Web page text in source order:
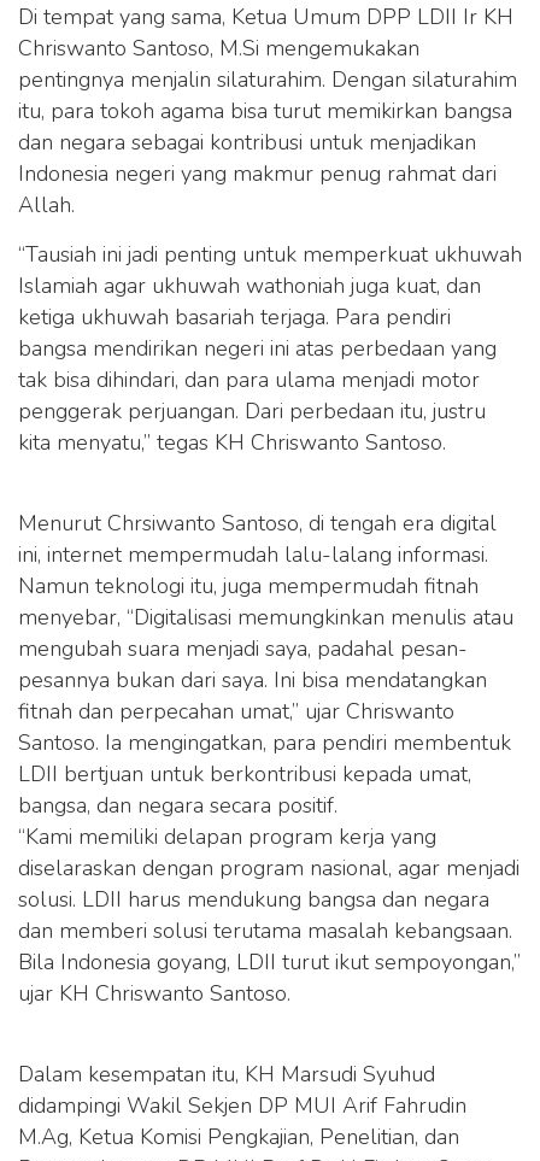
Di tempat yang sama, Ketua Umum DPP LDII Ir KH
Chriswanto Santoso, M.Si mengemukakan
pentingnya menjalin silaturahim. Dengan silaturahim
itu, para tokoh agama bisa turut memikirkan bangsa
dan negara sebagai kontribusi untuk menjadikan
Indonesia negeri yang makmur penug rahmat dari
Allah.
“Tausiah ini jadi penting untuk memperkuat ukhuwah
Islamiah agar ukhuwah wathoniah juga kuat, dan
ketiga ukhuwah basariah terjaga. Para pendiri
bangsa mendirikan negeri ini atas perbedaan yang
tak bisa dihindari, dan para ulama menjadi motor
penggerak perjuangan. Dari perbedaan itu, justru
kita menyatu,” tegas KH Chriswanto Santoso.
Menurut Chrsiwanto Santoso, di tengah era digital
ini, internet mempermudah lalu-lalang informasi.
Namun teknologi itu, juga mempermudah fitnah
menyebar, “Digitalisasi memungkinkan menulis atau
mengubah suara menjadi saya, padahal pesan-
pesannya bukan dari saya. Ini bisa mendatangkan
fitnah dan perpecahan umat,” ujar Chriswanto
Santoso. Ia mengingatkan, para pendiri membentuk
LDII bertjuan untuk berkontribusi kepada umat,
bangsa, dan negara secara positif.
“Kami memiliki delapan program kerja yang
diselaraskan dengan program nasional, agar menjadi
solusi. LDII harus mendukung bangsa dan negara
dan memberi solusi terutama masalah kebangsaan.
Bila Indonesia goyang, LDII turut ikut sempoyongan,”
ujar KH Chriswanto Santoso.
Dalam kesempatan itu, KH Marsudi Syuhud
didampingi Wakil Sekjen DP MUI Arif Fahrudin
M.Ag, Ketua Komisi Pengkajian, Penelitian, dan